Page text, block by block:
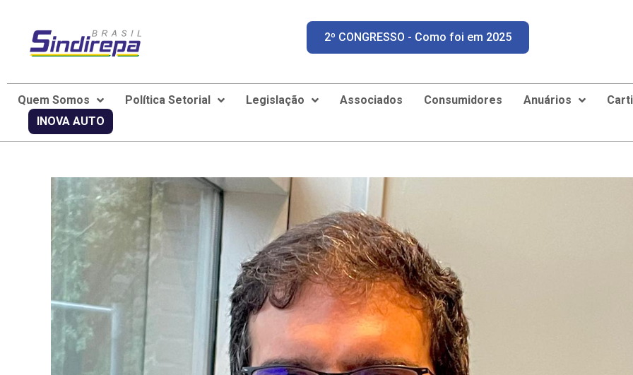
2º CONGRESSO - Como foi em 2025
Quem Somos Política Setorial Legislação Associados Consumidores Anuários
INOVA AUTO